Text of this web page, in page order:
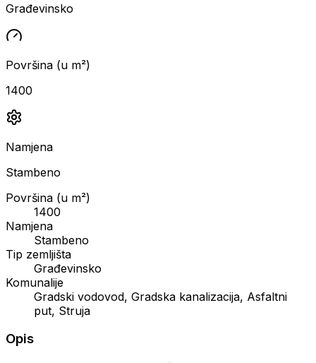
Građevinsko
Površina (u m²)
1400
Namjena
Stambeno
Površina (u m²)
1400
Namjena
Stambeno
Tip zemljišta
Građevinsko
Komunalije
Gradski vodovod, Gradska kanalizacija, Asfaltni
put, Struja
Opis